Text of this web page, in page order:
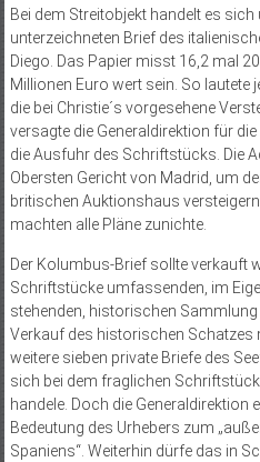
Bei dem Streitobjekt handelt es
unterzeichneten Brief des
Diego. Das Papier misst 16,2 mal
Millionen Euro wert sein. So
die bei Christie´s vorgesehene
versagte die Generaldirektion für
die Ausfuhr des Schriftstücks. Die
Obersten Gericht von Madrid, um
britischen Auktionshaus
machten alle Pläne zunichte.
Der Kolumbus-Brief sollte verkauft
Schriftstücke umfassenden, im
stehenden, historischen
Verkauf des historischen Schatzes
weitere sieben private Briefe des
sich bei dem fraglichen
handele. Doch die Generaldirektion
Bedeutung des Urhebers zum
Spaniens“. Weiterhin dürfe das in